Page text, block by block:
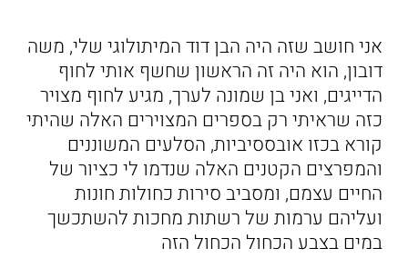
אני חושב שזה היה הבן דוד המיתולוגי שלי, משה
דובון, הוא היה זה הראשון שחשף אותי לחוף
הדייגים, ואני בן שמונה לערך, מגיע לחוף מצויר
כזה שראיתי רק בספרים המצוירים האלה שהיתי
קורא בכזו אובססיביות, הסלעים המשוננים
והמפרצים הקטנים האלה שנדמו לי כציור של
החיים עצמם, ומסביב סירות כחולות חונות
ועליהם ערמות של רשתות מחכות להשתכשך
במים בצבע הכחול הכחול הזה
תל אביב